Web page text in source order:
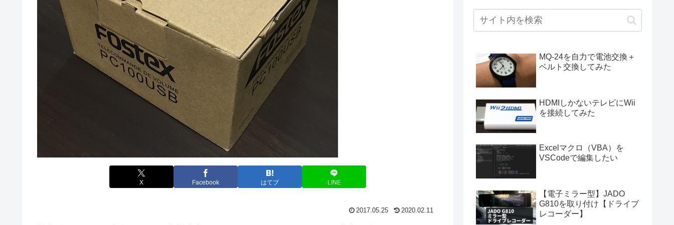
X Facebook はてブ LINE
2017.05.25 2020.02.11
MQ-24を自力で電池交換＋
ベルト交換してみた
HDMIしかないテレビにWii
を接続してみた
Excelマクロ（VBA）を
VSCodeで編集したい
【電子ミラー型】JADO
G810を取り付け【ドライブ
レコーダー】